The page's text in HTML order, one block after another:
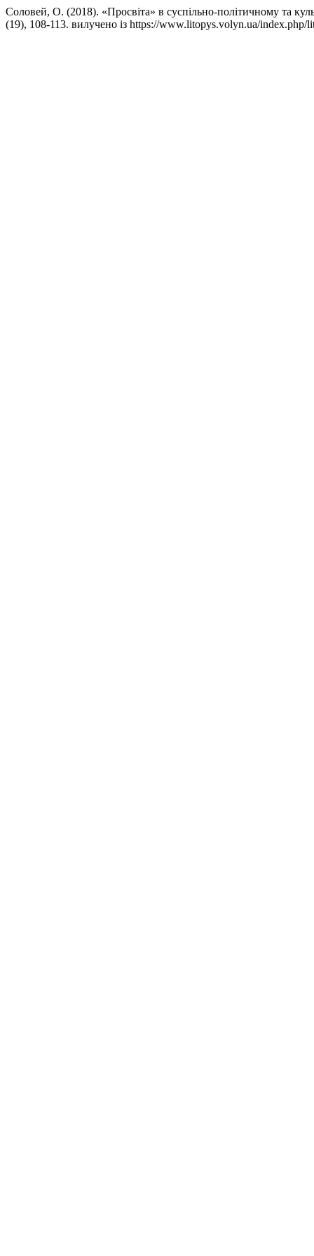
Соловей, О. (2018). «Просвіта» в суспільно-політичному та
(19), 108-113. вилучено із https://www.litopys.volyn.ua/index.php/